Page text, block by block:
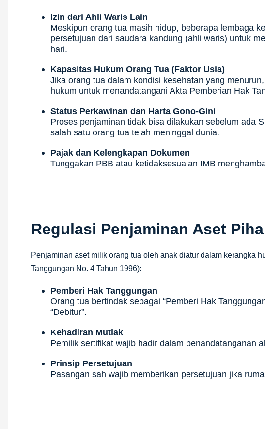
Izin dari Ahli Waris Lain
Meskipun orang tua masih hidup, beberapa lembaga
persetujuan dari saudara kandung (ahli waris) untuk
hari.
Kapasitas Hukum Orang Tua (Faktor Usia)
Jika orang tua dalam kondisi kesehatan yang
hukum untuk menandatangani Akta Pemberian Hak
Status Perkawinan dan Harta Gono-Gini
Proses penjaminan tidak bisa dilakukan sebelum ada
salah satu orang tua telah meninggal dunia.
Pajak dan Kelengkapan Dokumen
Tunggakan PBB atau ketidaksesuaian IMB
Regulasi Penjaminan Aset
Penjaminan aset milik orang tua oleh anak diatur dalam kerangka
Tanggungan No. 4 Tahun 1996):
Pemberi Hak Tanggungan
Orang tua bertindak sebagai “Pemberi Hak
“Debitur”.
Kehadiran Mutlak
Pemilik sertifikat wajib hadir dalam penandatanganan
Prinsip Persetujuan
Pasangan sah wajib memberikan persetujuan jika